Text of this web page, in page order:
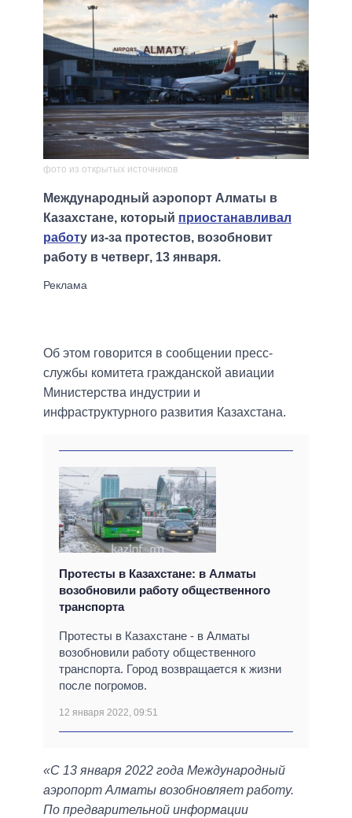
фото из открытых источников
Международный аэропорт Алматы в
Казахстане, который приостанавливал
работу из-за протестов, возобновит
работу в четверг, 13 января.
Об этом говорится в сообщении пресс-
службы комитета гражданской авиации
Министерства индустрии и
инфраструктурного развития Казахстана.
Протесты в Казахстане: в Алматы
возобновили работу общественного
транспорта
Протесты в Казахстане - в Алматы
возобновили работу общественного
транспорта. Город возвращается к жизни
после погромов.
12 января 2022, 09:51
«С 13 января 2022 года Международный
аэропорт Алматы возобновляет работу.
По предварительной информации